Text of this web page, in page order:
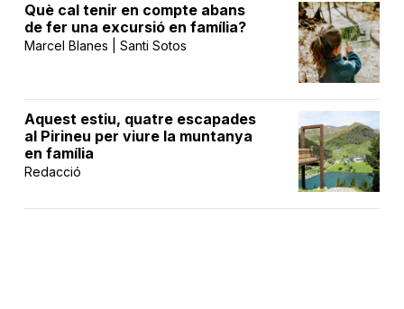
Què cal tenir en compte abans
de fer una excursió en família?
Marcel Blanes | Santi Sotos
Aquest estiu, quatre escapades
al Pirineu per viure la muntanya
en família
Redacció